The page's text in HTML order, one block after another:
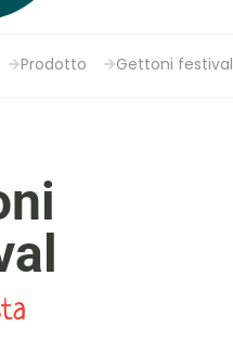
Prodotto Gettoni festival